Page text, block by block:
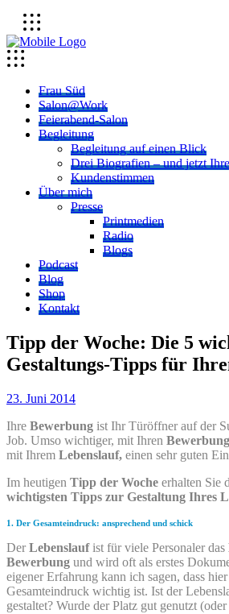
Frau Süd
Salon@Work
Feierabend-Salon
Begleitung
Begleitung auf einen Blick
Drei Biografien – und jetzt
Kundenstimmen
Über mich
Presse
Printmedien
Radio
Blogs
Podcast
Blog
Shop
Kontakt
Tipp der Woche: Die 5
Gestaltungs-Tipps für
23. Juni 2014
Ihre Bewerbung ist Ihr Türöffner auf der
Job. Umso wichtiger, mit Ihren
mit Ihrem Lebenslauf, einen sehr guten
Im heutigen Tipp der Woche erhalten Sie
wichtigsten Tipps zur Gestaltung Ihres
1. Der Gesamteindruck: ansprechend und schick
Der Lebenslaufist für viele Personaler das
Bewerbung und wird oft als erstes
eigener Erfahrung kann ich sagen, dass
Gesamteindruck wichtig ist. Ist der
gestaltet? Wurde der Platz gut ge­nutzt